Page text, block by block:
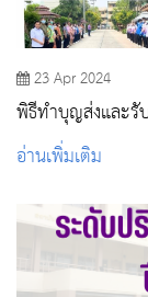
23 Apr 2024
พิธีทำบุญส่งและรั
อ่านเพิ่มเติม